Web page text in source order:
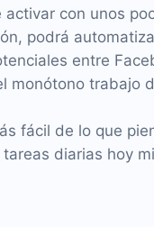
con unos
podrá
entre
monótono trabajo
fácil de lo que
diarias hoy